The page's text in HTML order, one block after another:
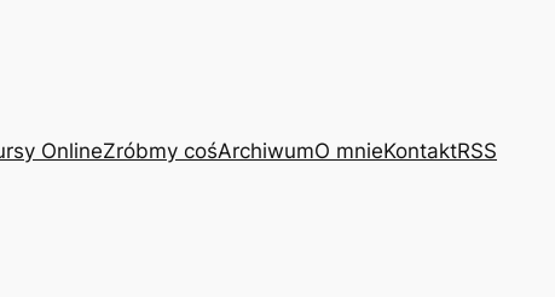
OnlineZróbmy cośArchiwumO mnieKontaktRSS